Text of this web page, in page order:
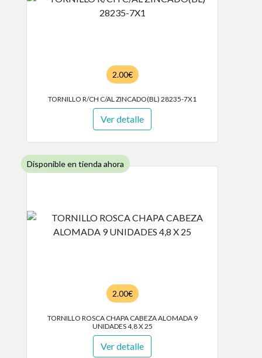
2.00€
TORNILLO R/CH C/AL ZINCADO(BL) 28235-7X1
Ver detalle
Disponible en tienda ahora
2.00€
TORNILLO ROSCA CHAPA CABEZA ALOMADA 9
UNIDADES 4,8 X 25
Ver detalle